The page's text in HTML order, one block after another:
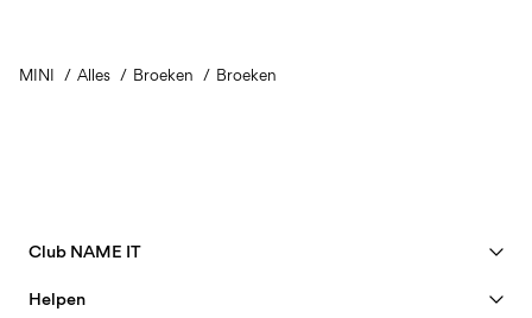
MINI Alles Broeken Broeken
Club NAME IT
Helpen